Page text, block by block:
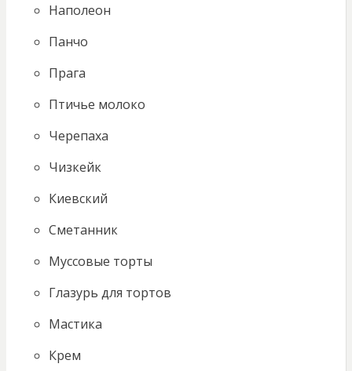
Наполеон
Панчо
Прага
Птичье молоко
Черепаха
Чизкейк
Киевский
Сметанник
Муссовые торты
Глазурь для тортов
Мастика
Крем